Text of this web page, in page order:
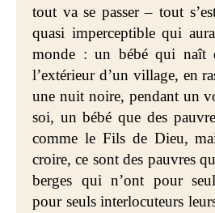
tout va se passer – tout
quasi imperceptible qui
monde : un bébé qui naît
l’extérieur d’un village, en
une nuit noire, pendant un
soi, un bébé que des
comme le Fils de Dieu,
croire, ce sont des pauvres
berges qui n’ont pour
pour seuls interlocuteurs